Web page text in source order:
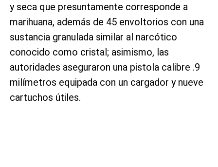
y seca que presuntamente corresponde a
marihuana, además de 45 envoltorios con una
sustancia granulada similar al narcótico
conocido como cristal; asimismo, las
autoridades aseguraron una pistola calibre .9
milímetros equipada con un cargador y nueve
cartuchos útiles.